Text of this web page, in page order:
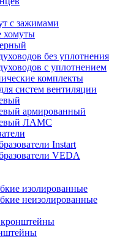
с зажимами
хомуты
без уплотнения
с уплотнением
комплекты
систем вентиляции
армированный
ЛАМС
Instart
VEDA
изолированные
неизолированные